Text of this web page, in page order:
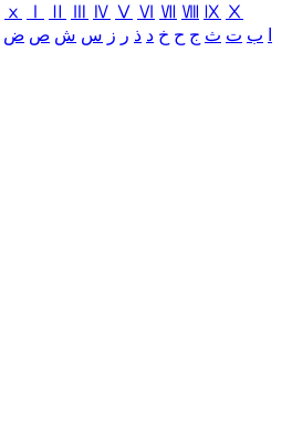
ⅹ Ⅳ Ⅴ Ⅵ Ⅶ Ⅷ Ⅸ Ⅹ
ب ت ث ج ح خ د ذ ر ز س ش ص ض